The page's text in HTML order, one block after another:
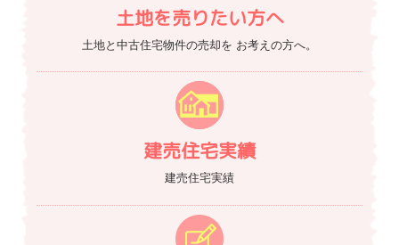
土地を売りたい方へ
土地と中古住宅物件の売却を お考えの方へ。
建売住宅実績
建売住宅実績